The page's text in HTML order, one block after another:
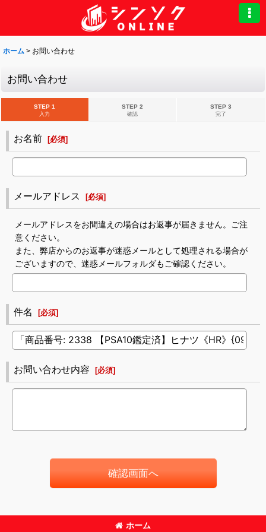
ホーム > お問い合わせ
お問い合わせ
STEP 1
入力
STEP 2
確認
STEP 3
完了
お名前 [必須]
メールアドレス [必須]
メールアドレスをお間違えの場合はお返事が届きません。ご注
意ください。
また、弊店からのお返事が迷惑メールとして処理される場合が
ございますので、迷惑メールフォルダもご確認ください。
件名 [必須]
お問い合わせ内容 [必須]
確認画面へ
ホーム